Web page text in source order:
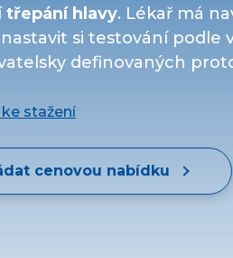
třepání hlavy. Lékař má
si testování podle
definovaných
stažení
cenovou nabídku